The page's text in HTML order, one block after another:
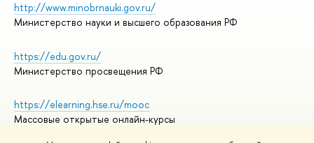
http://www.minobrnauki.gov.ru/
Министерство науки и высшего образования РФ
https://edu.gov.ru/
Министерство просвещения РФ
https://elearning.hse.ru/mooc
Массовые открытые онлайн-курсы